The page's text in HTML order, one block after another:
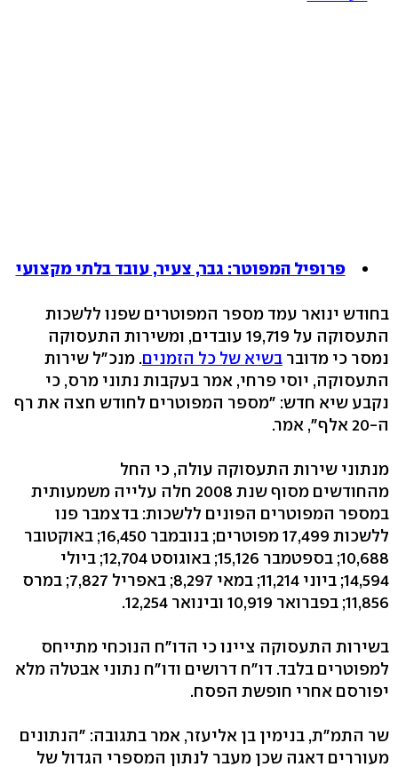
פרופיל המפוטר: גבר, צעיר, עובד בלתי מקצועי
בחודש ינואר עמד מספר המפוטרים שפנו ללשכות
התעסוקה על 19,719 עובדים, ומשירות התעסוקה
נמסר כי מדובר בשיא של כל הזמנים. מנכ"ל שירות
התעסוקה, יוסי פרחי, אמר בעקבות נתוני מרס, כי
נקבע שיא חדש: "מספר המפוטרים לחודש חצה את רף
ה-20 אלף", אמר.
מנתוני שירות התעסוקה עולה, כי החל
מהחודשים מסוף שנת 2008 חלה עלייה משמעותית
במספר המפוטרים הפונים ללשכות: בדצמבר פנו
ללשכות 17,499 מפוטרים; בנובמבר 16,450; באוקטובר
10,688; בספטמבר 15,126; באוגוסט 12,704; ביולי
14,594; ביוני 11,214; במאי 8,297; באפריל 7,827; במרס
11,856; בפברואר 10,919 ובינואר 12,254.
בשירות התעסוקה ציינו כי הדו"ח הנוכחי מתייחס
למפוטרים בלבד. דו"ח דרושים ודו"ח נתוני אבטלה מלא
יפורסם אחרי חופשת הפסח.
שר התמ"ת, בנימין בן אליעזר, אמר בתגובה: "הנתונים
מעוררים דאגה שכן מעבר לנתון המספרי הגדול של